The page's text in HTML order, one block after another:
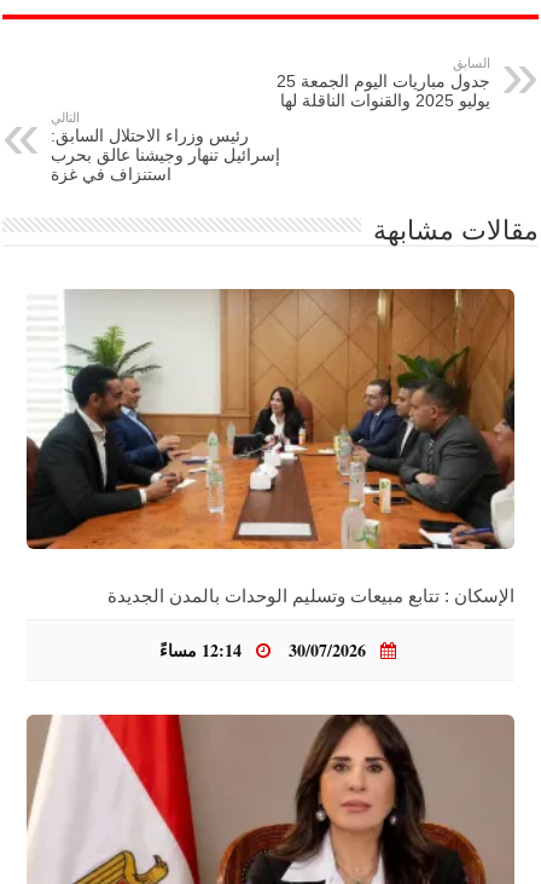
السابق
جدول مباريات اليوم الجمعة 25
يوليو 2025 والقنوات الناقلة لها
التالي
رئيس وزراء الاحتلال السابق:
إسرائيل تنهار وجيشنا عالق بحرب
استنزاف في غزة
مقالات مشابهة
الإسكان : تتابع مبيعات وتسليم الوحدات بالمدن الجديدة